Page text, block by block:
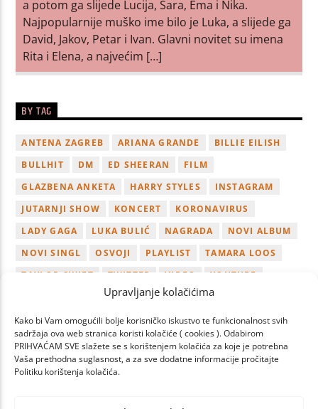
Upravljanje kolačićima
Kako bi Vam omogućili bolje korisničko iskustvo te funkcionalnost svih
sadržaja ova web stranica koristi kolačiće ( cookies ). Odabirom
PRIHVAĆAM SVE slažete se s korištenjem kolačića za koje je potrebna
Vaša prethodna suglasnost, a za sve dodatne informacije pročitajte
Politiku korištenja kolačića.
a potom ga slijede Lucija, Sara, Ema i Nika.
Najpopularnije muško ime bilo je Luka, a slijede ga
David, Jakov, Petar i Ivan. Glavni novitet su imena
Rita i Elena, a najvećim […]
BY TAG
ANTENA ZAGREB ARIANA GRANDE
BILLIE EILISH
BULLHIT
DM ED SHEERAN
FILM
GLAZBENA ANKETA
HARRY STYLES
INSTAGRAM
JUTARNJI SHOW
KONCERT
KORONAVIRUS
LADY GAGA
LUKA BULIĆ NAGRADA
NOVI ALBUM
NOVI SINGL
OSVOJI PLAYLIST
TAMARA LOOS
TAYLOR SWIFT
TWITTER VIDEO
YOUTUBE